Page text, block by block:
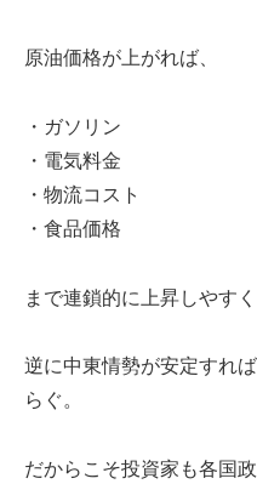
原油価格が上がれば、
・ガソリン
・電気料金
・物流コスト
・食品価格
まで連鎖的に上昇しやすく
逆に中東情勢が安定すれ
らぐ。
だからこそ投資家も各国